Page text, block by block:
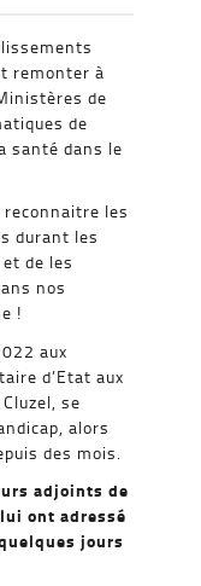
remonter à
de
de
santé dans le
les
durant les
de les
nos
!
aux
d’Etat aux
se
alors
des mois.
adjoints de
ont adressé
jours